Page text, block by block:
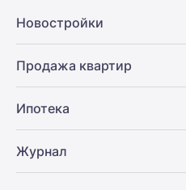
Новостройки
Продажа квартир
Ипотека
Журнал